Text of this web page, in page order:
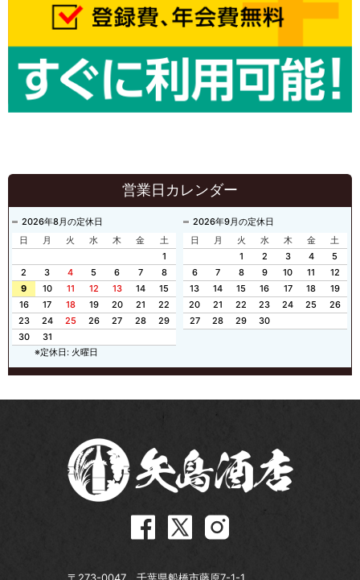
営業日カレンダー
2026年8月の定休日
日
月 火 水 木 金
土
1
2
3 4 5 6 7
8
9
10 11 12 13 14
15
16
17 18 19 20 21
22
23
24 25 26 27 28
29
30
31
2026年9月の定休日
日
月 火 水 木 金
土
1
2 3 4
5
6
7 8 9 10 11
12
13
14 15 16 17 18
19
20
21 22 23 24 25
26
27
28 29 30
※定休日: 火曜日